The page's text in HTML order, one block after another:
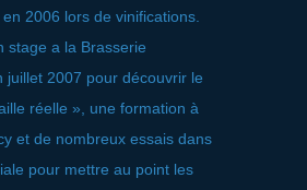
2006 lors de vinifications.
stage a la Brasserie
juillet 2007 pour découvrir le
réelle », une formation à
et de nombreux essais dans
pour mettre au point les